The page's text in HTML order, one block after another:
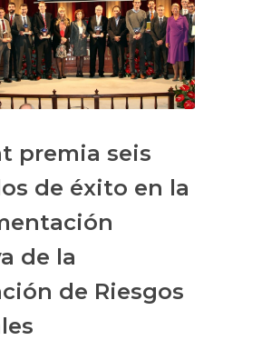
premia seis
de éxito en la
de la
de Riesgos